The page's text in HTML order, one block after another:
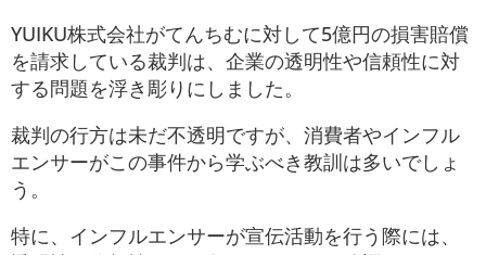
YUIKU株式会社がてんちむに対して5億円の損害賠償
を請求している裁判は、企業の透明性や信頼性に対
する問題を浮き彫りにしました。
裁判の行方は未だ不透明ですが、消費者やインフル
エンサーがこの事件から学ぶべき教訓は多いでしょ
う。
特に、インフルエンサーが宣伝活動を行う際には、